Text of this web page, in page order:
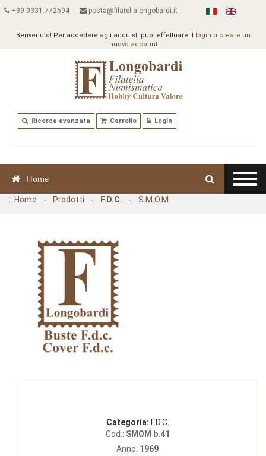
+39 0331.772594 posta@filatelialongobardi.it
Benvenuto! Per accedere agli acquisti puoi effettuare il login o creare un
nuovo account
Ricerca avanzata Carrello Login
Home
:: Home - Prodotti - F.D.C. - S.M.O.M.
Categoria: F.D.C.
Cod.: SMOM b.41
Anno: 1969